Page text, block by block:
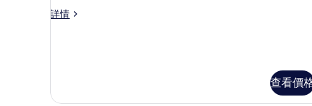
客
片
詳情
客
查看價